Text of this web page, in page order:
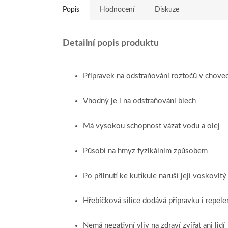
Popis Hodnocení Diskuze
Detailní popis produktu
Přípravek na odstraňování roztočů v
Vhodný je i na odstraňování blech
Má vysokou schopnost vázat vodu a olej
Působí na hmyz fyzikálním způsobem
Po přilnutí ke kutikule naruší její voskovitý
Hřebíčková silice dodává přípravku i
Nemá negativní vliv na zdraví zvířat ani lidí